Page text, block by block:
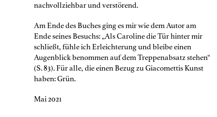
nachvollziehbar und verstörend.
Am Ende des Buches ging es mir wie dem Autor am
Ende seines Besuchs: „Als Caroline die Tür hinter mir
schließt, fühle ich Erleichterung und bleibe einen
Augenblick benommen auf dem Treppenabsatz stehen“
(S. 83). Für alle, die einen Bezug zu Giacomettis Kunst
haben: Grün.
Mai 2021